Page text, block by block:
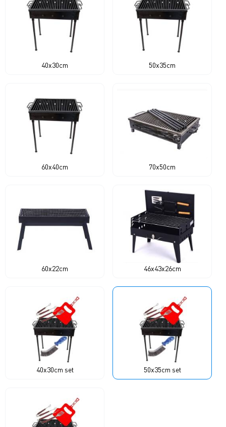
40x30cm 50x35cm
60x40cm 70x50cm
60x22cm 46x43x26cm
40x30cm set 50x35cm set